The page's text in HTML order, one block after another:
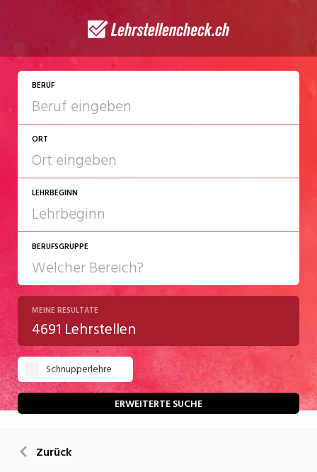
BERUF
ORT
LEHRBEGINN
2027
2028
BERUFSGRUPPE
Chemie/Pharma
Gastgewerbe
Gesundheit/Pflege/Soziales
Handwerk/Technik
Kultur
MEINE RESULTATE
4691 Lehrstellen
Schnupperlehre
ERWEITERTE SUCHE
Zurück